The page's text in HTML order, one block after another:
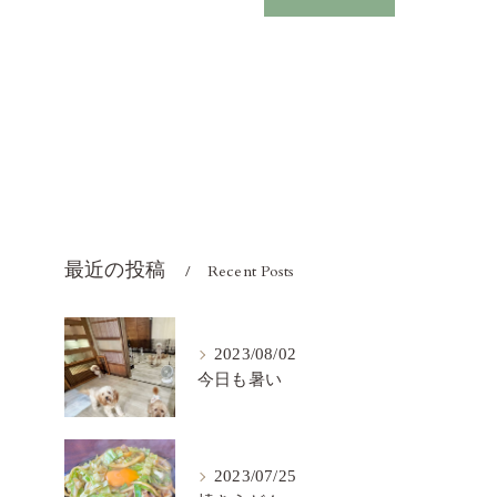
最近の投稿 Recent Posts
2023/08/02
今日も暑い
2023/07/25